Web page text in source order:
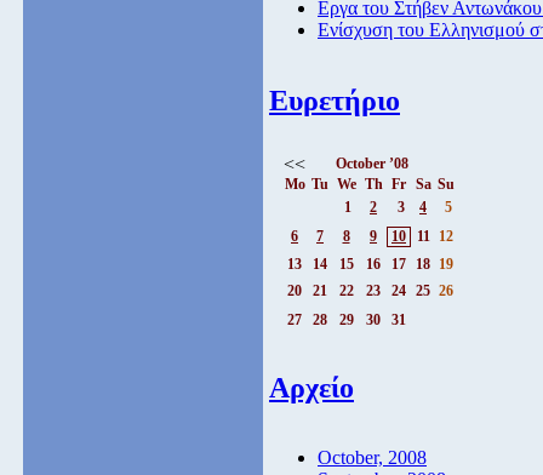
Εργα του Στήβεν
Ενίσχυση του Ελληνισμού
Ευρετήριο
<<
October ’08
Mo Tu We Th Fr Sa Su
1
2 3 4
5
6
7 8 9 10 11
12
13
14 15 16 17 18 19
20
21 22 23 24 25 26
27
28 29 30 31
Αρχείο
October, 2008